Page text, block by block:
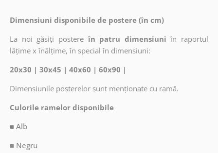
Dimensiuni disponibile de postere (în cm)
La noi găsiți postere în patru dimensiuni în raportul
lățime x înălțime, în special în dimensiuni:
20x30 | 30x45 | 40x60 | 60x90 |
Dimensiunile posterelor sunt menționate cu ramă.
Culorile ramelor disponibile
■ Alb
■ Negru